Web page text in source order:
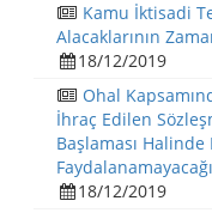
Kamu İktisadi
Alacaklarının
18/12/2019
Ohal
İhraç Edilen
Başlaması Halinde
18/12/2019